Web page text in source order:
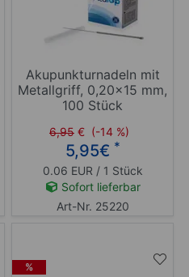
Akupunkturnadeln mit
Metallgriff, 0,20x15 mm,
100 Stück
6,95 € (-14 %)
5,95€ *
0.06 EUR / 1 Stück
Sofort lieferbar
Art-Nr. 25220
%